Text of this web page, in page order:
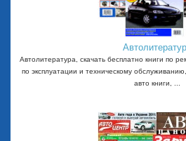
Автолитература, скачать бесплатно книги по
по эксплуатации и техническому
авто книги, ...